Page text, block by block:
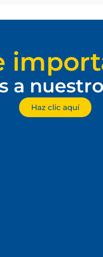
a
Haz clic aquí